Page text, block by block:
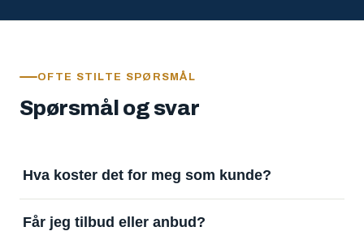
OFTE STILTE SPØRSMÅL
Spørsmål og svar
Hva koster det for meg som kunde?
å motta svar. Tjenesten finansieres av
Får jeg tilbud eller anbud?